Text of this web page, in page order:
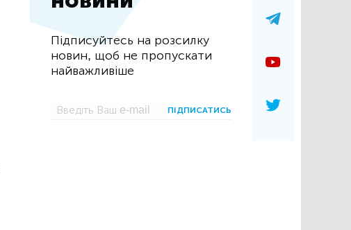
Підписуйтесь на розсилку
новин, щоб не пропускати
найважливіше
ПІДПИСАТИСЬ